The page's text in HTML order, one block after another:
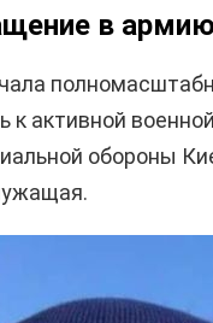
в
к активной
обороны